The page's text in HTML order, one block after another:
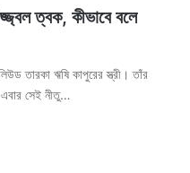
ত্বক, কীভাবে বলে
তারকা ঋষি কাপুরের স্ত্রী। তাঁর
সেই নীতু…